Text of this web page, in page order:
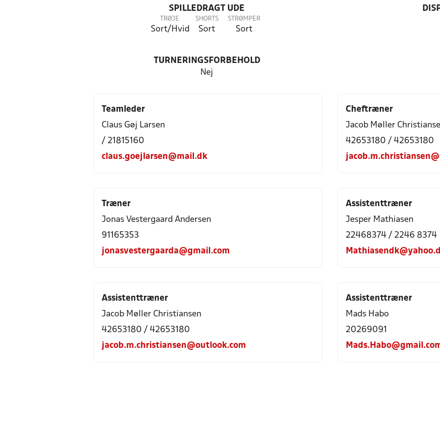
SPILLEDRAGT UDE
TRØJE
Sort/Hvid
SHORTS
Sort
STRØMPER
Sort
TURNERINGSFORBEHOLD
Nej
Teamleder
Claus Gøj Larsen
/ 21815160
claus.goejlarsen@mail.dk
Cheftræner
Jacob Møller
42653180 / 42653180
Træner
Jonas Vestergaard Andersen
91165353
jonasvestergaarda@gmail.com
Assistenttræner
Jesper Mathiasen
22468374 / 2246 8374
Assistenttræner
Jacob Møller Christiansen
42653180 / 42653180
jacob.m.christiansen@outlook.com
Assistenttræner
Mads Habo
20269091